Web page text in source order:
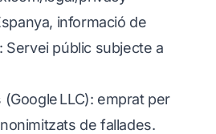
informació de
Servei públic subjecte a
LLC): emprat per
de fallades.